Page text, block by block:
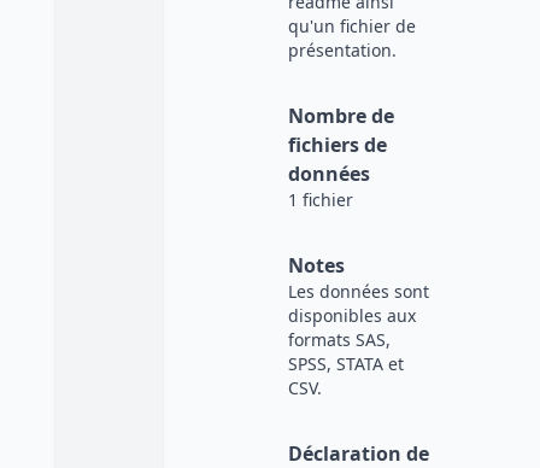
qu'un fichier de
présentation.
Nombre de
fichiers de
données
1 fichier
Notes
Les données sont
disponibles aux
formats SAS,
SPSS, STATA et
CSV.
Déclaration de